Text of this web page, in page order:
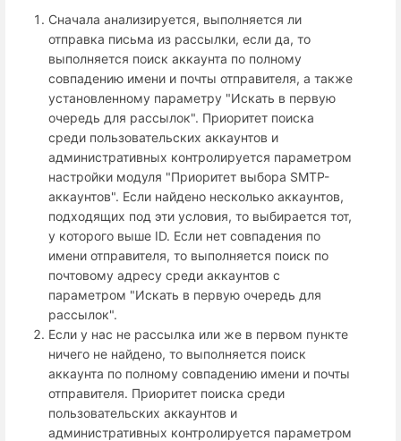
Сначала анализируется, выполняется ли
отправка письма из рассылки, если да, то
выполняется поиск аккаунта по полному
совпадению имени и почты отправителя, а также
установленному параметру "Искать в первую
очередь для рассылок". Приоритет поиска
среди пользовательских аккаунтов и
административных контролируется параметром
настройки модуля "Приоритет выбора SMTP-
аккаунтов". Если найдено несколько аккаунтов,
подходящих под эти условия, то выбирается тот,
у которого выше ID. Если нет совпадения по
имени отправителя, то выполняется поиск по
почтовому адресу среди аккаунтов с
параметром "Искать в первую очередь для
рассылок".
Если у нас не рассылка или же в первом пункте
ничего не найдено, то выполняется поиск
аккаунта по полному совпадению имени и почты
отправителя. Приоритет поиска среди
пользовательских аккаунтов и
административных контролируется параметром